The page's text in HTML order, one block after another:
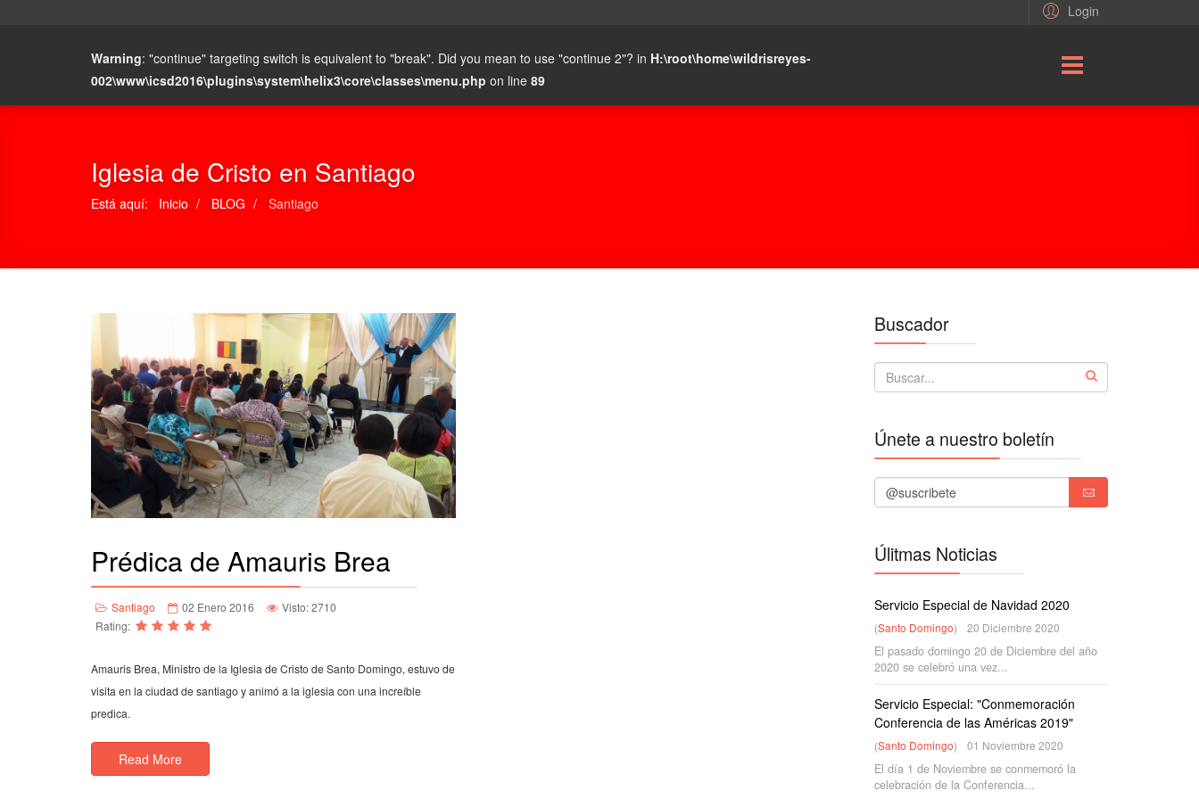
Login
Warning: "continue" targeting switch is equivalent to "break". Did you mean to use "continue 2"? in H:\root\home\wildrisreyes-
002\www\icsd2016\plugins\system\helix3\core\classes\menu.php on line 89
Iglesia de Cristo en Santiago
Está aquí: Inicio BLOG Santiago
Prédica de Amauris Brea
Santiago 02 Enero 2016
Visto: 2710
Rating:
Amauris Brea, Ministro de la Iglesia de Cristo de Santo Domingo, estuvo de
visita en la ciudad de santiago y animó a la iglesia con una increíble
predica.
Read More
Buscador
Únete a nuestro boletín
Úlitmas Noticias
Servicio Especial de Navidad 2020
(Santo Domingo) 20 Diciembre 2020
El pasado domingo 20 de Diciembre del año
2020 se celebró una vez...
Servicio Especial: "Conmemoración
Conferencia de las Américas 2019"
(Santo Domingo) 01 Noviembre 2020
El día 1 de Noviembre se conmemoró la
celebración de la Conferencia...